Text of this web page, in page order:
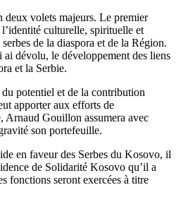
deux volets majeurs. Le premier
culturelle, spirituelle et
de la diaspora et de la Région.
dévolu, le développement des liens
et la Serbie.
potentiel et de la contribution
apporter aux efforts de
Arnaud Gouillon assumera avec
son portefeuille.
en faveur des Serbes du Kosovo, il
de Solidarité Kosovo qu’il a
fonctions seront exercées à titre